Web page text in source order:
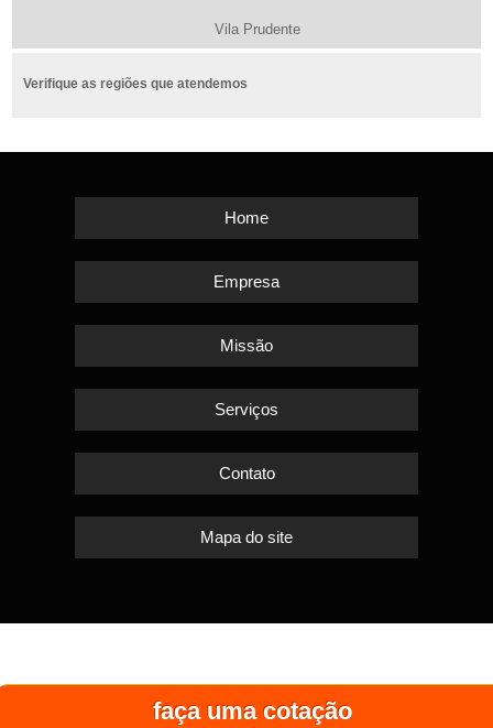
faça uma cotação
Vila Prudente
Verifique as regiões que atendemos
Home
Empresa
Missão
Serviços
Contato
Mapa do site